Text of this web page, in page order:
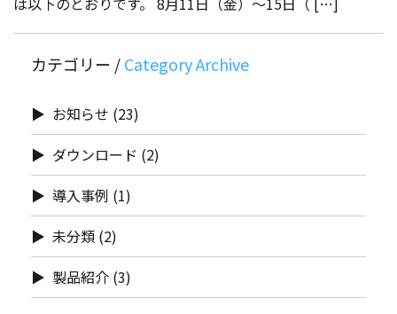
カテゴリー /
お知らせ (23)
ダウンロード (2)
導入事例 (1)
未分類 (2)
製品紹介 (3)